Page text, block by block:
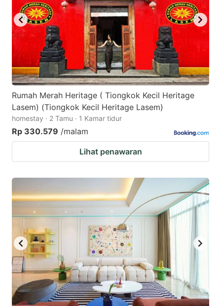
Rumah Merah Heritage ( Tiongkok Kecil Heritage
Lasem) (Tiongkok Kecil Heritage Lasem)
homestay · 2 Tamu · 1 Kamar tidur
Rp 330.579 /malam
Lihat penawaran